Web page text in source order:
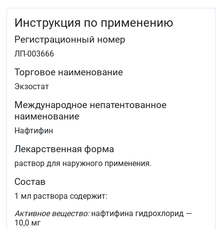
Инструкция по применению
Регистрационный номер
ЛП-003666
Торговое наименование
Экзостат
Международное непатентованное
наименование
Нафтифин
Лекарственная форма
раствор для наружного применения.
Состав
1 мл раствора содержит:
Активное вещество:нафтифина гидрохлорид —
10,0 мг